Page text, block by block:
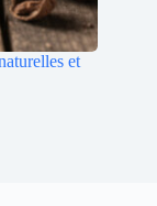
et